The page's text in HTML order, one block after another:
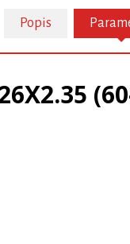
Popis